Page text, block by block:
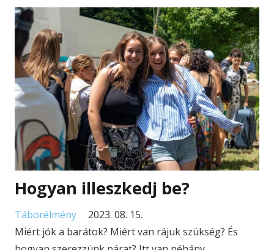
Hogyan illeszkedj be?
Táborélmény
2023. 08. 15.
Miért jók a barátok? Miért van rájuk szükség? És